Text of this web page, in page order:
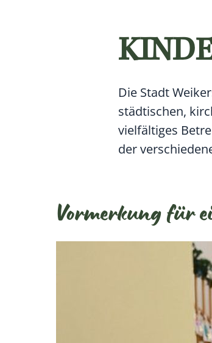
Die Stadt
städtischen,
vielfältiges
der
Vormerkung für